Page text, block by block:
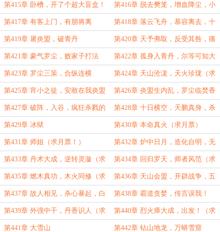
道，大开盲盒 建丹霞、郑显玄玉遗产
第415章 卧槽，开了个超大盲盒！
（感谢猫腻的夜晚盟主打赏！）
第416章 脱去樊笼，增血降尘，小
虎还乡，韩峥拜山
第417章 有客上门，有朋将离 第418章 落云飞舟，慕容离去，十
大金丹，横扫罗尘
第419章 屠炎盟，破青丹 第420章 天予弗取，反受其咎，痛
打落水狗
第421章 豪气罗尘，败家子打法 第422章 孤身入青丹，尔等可知大
难临头乎？
第423章 罗尘三策，合纵连横 第424章 天山沧泷，天火珍珑（求
双倍月票！）
第425章 宵小之徒，安敢在我炎盟
作祟！（求月票）
第426章 炎盟生内乱，罗尘临焚香
（求月票！！！）
第427章 破阵，入谷，疯狂杀戮的
罗尘（万字大章求月票！）
第428章 十日横空，天鹏真身，杀
老狗，灭炎盟（猫腻盟主加更）
第429章 冰狱 第430章 本命真火（求月票）
第431章 师姐（求月票！） 第432章 炉中日月，造化自明，无
中生有，龙虎汇聚
第433章 丹术大成，逆转灵漩（求
月票）
第434章 回归罗天，师者风范（求
月票）
第435章 燃木真功，木火同修（求
月票）
第436章 天山会盟，开辟战争，五
十年之期，连云拜帖（求月票！）
第437章 故人相见，杀心暴起，白
夜机缘，结丹灵药（求月票）
第438章 霸道贪婪，传言误我！
（求月票）
第439章 外强中干，丹香识人（求
月票）
第440章 烈火瘴大成，出发！（求
月票！）
第441章 大雪山 第442章 钻山地龙，万蟒雪窟